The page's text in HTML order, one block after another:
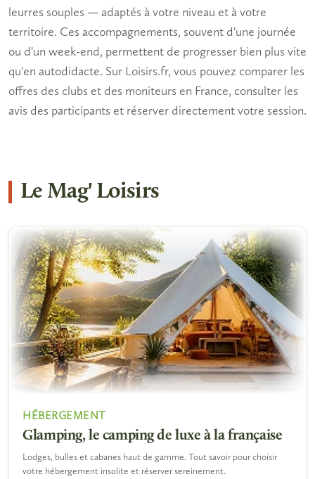
leurres souples — adaptés à votre niveau et à votre
territoire. Ces accompagnements, souvent d'une journée
ou d'un week-end, permettent de progresser bien plus vite
qu'en autodidacte. Sur Loisirs.fr, vous pouvez comparer les
offres des clubs et des moniteurs en France, consulter les
avis des participants et réserver directement votre session.
Le Mag' Loisirs
HÉBERGEMENT
Glamping, le camping de luxe à la française
Lodges, bulles et cabanes haut de gamme. Tout savoir pour choisir
votre hébergement insolite et réserver sereinement.